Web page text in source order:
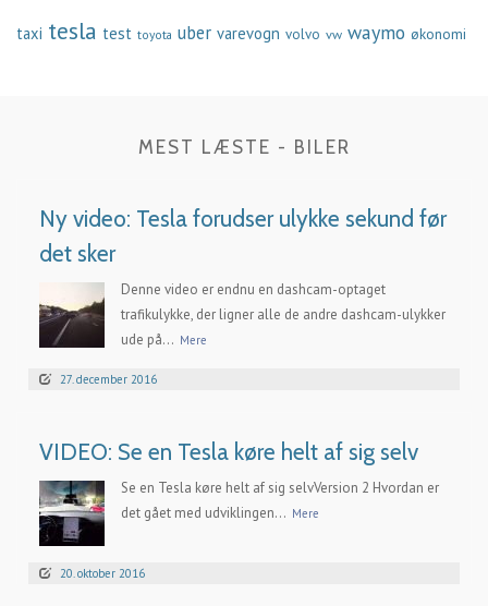
taxi tesla test toyota uber varevogn volvo vw waymo økonomi
MEST LÆSTE - BILER
Ny video: Tesla forudser ulykke sekund før
det sker
Denne video er endnu en dashcam-optaget
trafikulykke, der ligner alle de andre dashcam-ulykker
ude på... Mere
27. december 2016
VIDEO: Se en Tesla køre helt af sig selv
Se en Tesla køre helt af sig selvVersion 2 Hvordan er
det gået med udviklingen... Mere
20. oktober 2016